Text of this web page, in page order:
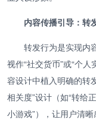
内容传播引导：转
转发行为是实现内
视作“社交货币”或“个
容设计中植入明确的转
相关度”设计（如“转给
小游戏”），让用户清